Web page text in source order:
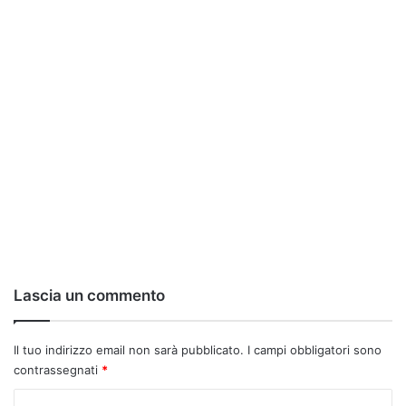
Lascia un commento
Il tuo indirizzo email non sarà pubblicato. I campi obbligatori sono
contrassegnati *